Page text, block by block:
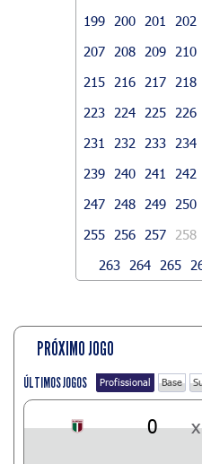
199
200 201 202
207
208 209 210
215
216 217 218
223
224 225 226
231
232 233 234
239
240 241 242
247
248 249 250
255
256 257 258
263
264 265
PRÓXIMO JOGO
ÚLTIMOS JOGOS Profissional Base
0 x